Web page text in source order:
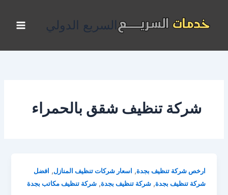
المحتوى
السريع الدولي
شركة تنظيف شقق بالحمراء
ارخص شركة تنظيف بجدة, اسعار شركات تنظيف المنازل, افضل
شركة تنظيف بجدة,شركة تنظيف بجدة,شركة تنظيف مكاتب بجدة